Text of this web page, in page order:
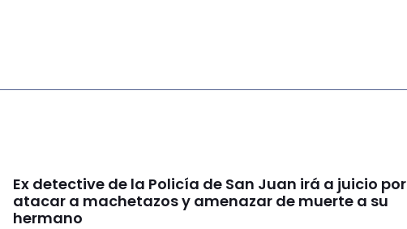
Ex detective de la Policía de San Juan irá a juicio por
atacar a machetazos y amenazar de muerte a su
hermano